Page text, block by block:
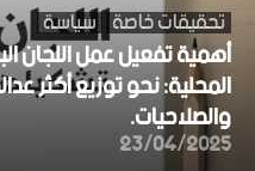
تحقيقات خاصة سياسة
أهمية تفعيل عمل اللجان
المحلية: نحو توزيع أكثر
والصلاحيات.
23/04/2025